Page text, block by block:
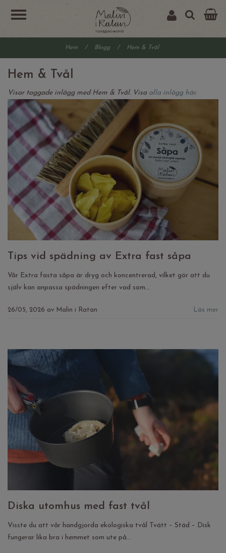
Hem / Blogg / Hem & Tvål
Hem & Tvål
Visar taggade inlägg med Hem & Tvål. Visa alla inlägg här.
Tips vid spädning av Extra fast såpa
Vår Extra fasta såpa är dryg och koncentrerad, vilket gör att du
själv kan anpassa spädningen efter vad som...
26/05, 2026 av Malin i Ratan Läs mer
Diska utomhus med fast tvål
Visste du att vår handgjorda ekologiska tvål Tvätt – Städ – Disk
fungerar lika bra i hemmet som ute på...